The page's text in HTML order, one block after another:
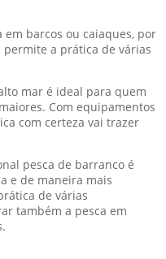
em barcos ou caiaques, por
permite a prática de várias
mar é ideal para quem
Com equipamentos
com certeza vai trazer
pesca de barranco é
e de maneira mais
de várias
também a pesca em